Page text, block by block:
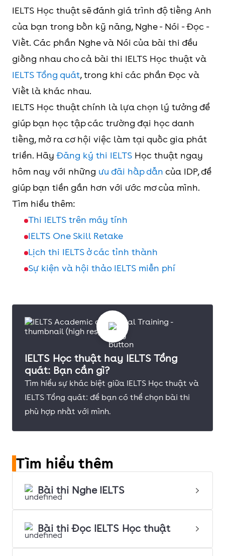
IELTS Học thuật sẽ đánh giá trình độ tiếng Anh
của bạn trong bốn kỹ năng, Nghe - Nói - Đọc -
Viết. Các phần Nghe và Nói của bài thi đều
giống nhau cho cả bài thi IELTS Học thuật và
IELTS Tổng quát, trong khi các phần Đọc và
Viết là khác nhau.
IELTS Học thuật chính là lựa chọn lý tưởng để
giúp bạn học tập các trường đại học danh
tiếng, mở ra cơ hội việc làm tại quốc gia phát
triền. HãyĐăng ký thi IELTS Học thuật ngay
hôm nay với những ưu đãi hấp dẫn của IDP, để
giúp bạn tiền gần hơn với ước mơ của mình.
Tìm hiểu thêm:
Thi IELTS trên máy tính
IELTS One Skill Retake
Lịch thi IELTS ở các tỉnh thành
Sự kiện và hội thảo IELTS miễn phí
IELTS Học thuật hay IELTS Tổng
quát: Bạn cần gì?
Tìm hiểu sự khác biệt giữa IELTS Học thuật và
IELTS Tổng quát: để bạn có thể chọn bài thi
phù hợp nhất với mình.
Tìm hiểu thêm
Bài thi Nghe IELTS
Bài thi Đọc IELTS Học thuật